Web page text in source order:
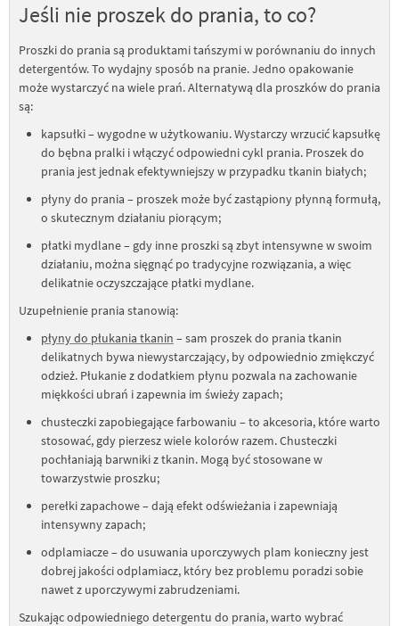
Jeśli nie proszek do prania, to co?
Proszki do prania są produktami tańszymi w porównaniu do innych
detergentów. To wydajny sposób na pranie. Jedno opakowanie
może wystarczyć na wiele prań. Alternatywą dla proszków do prania
są:
kapsułki – wygodne w użytkowaniu. Wystarczy wrzucić kapsułkę
do bębna pralki i włączyć odpowiedni cykl prania. Proszek do
prania jest jednak efektywniejszy w przypadku tkanin białych;
płyny do prania – proszek może być zastąpiony płynną formułą,
o skutecznym działaniu piorącym;
płatki mydlane – gdy inne proszki są zbyt intensywne w swoim
działaniu, można sięgnąć po tradycyjne rozwiązania, a więc
delikatnie oczyszczające płatki mydlane.
Uzupełnienie prania stanowią:
płyny do płukania tkanin – sam proszek do prania tkanin
delikatnych bywa niewystarczający, by odpowiednio zmiękczyć
odzież. Płukanie z dodatkiem płynu pozwala na zachowanie
miękkości ubrań i zapewnia im świeży zapach;
chusteczki zapobiegające farbowaniu – to akcesoria, które warto
stosować, gdy pierzesz wiele kolorów razem. Chusteczki
pochłaniają barwniki z tkanin. Mogą być stosowane w
towarzystwie proszku;
perełki zapachowe – dają efekt odświeżania i zapewniają
intensywny zapach;
odplamiacze – do usuwania uporczywych plam konieczny jest
dobrej jakości odplamiacz, który bez problemu poradzi sobie
nawet z uporczywymi zabrudzeniami.
Szukając odpowiedniego detergentu do prania, warto wybrać